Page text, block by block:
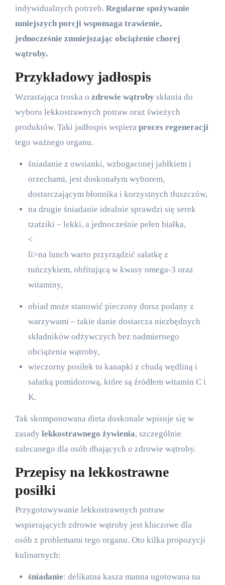
indywidualnych potrzeb. Regularne spożywanie
mniejszych porcji wspomaga trawienie,
jednocześnie zmniejszając obciążenie chorej
wątroby.
Przykładowy jadłospis
Wzrastająca troska o zdrowie wątrobyskłania do
wyboru lekkostrawnych potraw oraz świeżych
produktów. Taki jadłospis wspiera proces regeneracji
tego ważnego organu.
śniadanie z owsianki, wzbogaconej jabłkiem i
orzechami, jest doskonałym wyborem,
dostarczającym błonnika i korzystnych tłuszczów,
na drugie śniadanie idealnie sprawdzi się serek
tzatziki – lekki, a jednocześnie pełen białka,
<
li>na lunch warto przyrządzić sałatkę z
tuńczykiem, obfitującą w kwasy omega-3 oraz
witaminy,
obiad może stanowić pieczony dorsz podany z
warzywami – takie danie dostarcza niezbędnych
składników odżywczych bez nadmiernego
obciążenia wątroby,
wieczorny posiłek to kanapki z chudą wędliną i
sałatką pomidorową, które są źródłem witamin C i
K.
Tak skomponowana dieta doskonale wpisuje się w
zasady lekkostrawnego żywienia, szczególnie
zalecanego dla osób dbających o zdrowie wątroby.
Przepisy na lekkostrawne
posiłki
Przygotowywanie lekkostrawnych potraw
wspierających zdrowie wątroby jest kluczowe dla
osób z problemami tego organu. Oto kilka propozycji
kulinarnych:
śniadanie: delikatna kasza manna ugotowana na